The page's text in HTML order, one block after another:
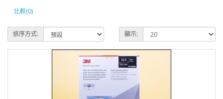
比較(0)
排序方式: 顯示: